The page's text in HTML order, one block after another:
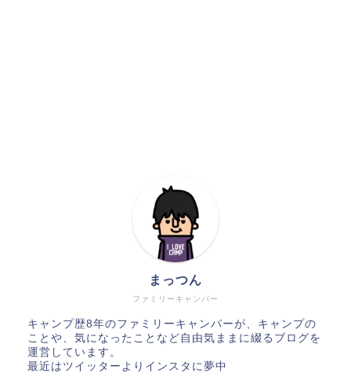
ファミリーキャンパー
まっつん
キャンプ歴8年のファミリーキャンパーが、キャンプの
ことや、気になったことなど自由気ままに綴るブログを
運営しています。
最近はツイッターよりインスタに夢中